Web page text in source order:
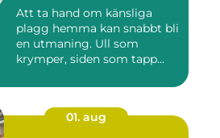
Att ta hand om känsliga
plagg hemma kan snabbt bli
en utmaning. Ull som
krymper, siden som tapp...
01. aug